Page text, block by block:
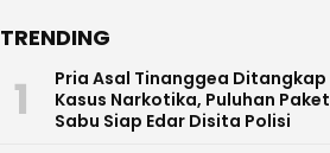
TRENDING
1
Pria Asal Tinanggea Ditangkap
Kasus Narkotika, Puluhan Paket
Sabu Siap Edar Disita Polisi